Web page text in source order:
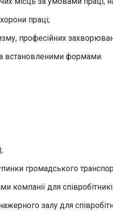
праці;
професійних
встановленими формами.
громадського
компанії для
залу для